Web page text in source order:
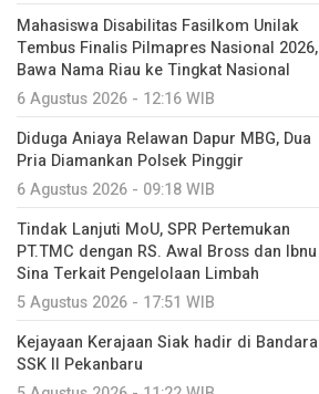
Mahasiswa Disabilitas Fasilkom Unilak
Tembus Finalis Pilmapres Nasional 2026,
Bawa Nama Riau ke Tingkat Nasional
6 Agustus 2026 - 12:16 WIB
Diduga Aniaya Relawan Dapur MBG, Dua
Pria Diamankan Polsek Pinggir
6 Agustus 2026 - 09:18 WIB
Tindak Lanjuti MoU, SPR Pertemukan
PT.TMC dengan RS. Awal Bross dan Ibnu
Sina Terkait Pengelolaan Limbah
5 Agustus 2026 - 17:51 WIB
Kejayaan Kerajaan Siak hadir di Bandara
SSK II Pekanbaru